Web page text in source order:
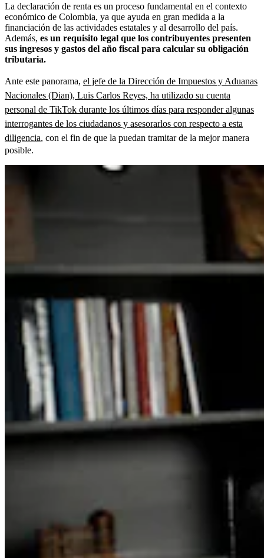
La declaración de renta es un proceso fundamental en el contexto
económico de Colombia, ya que ayuda en gran medida a la
financiación de las actividades estatales y al desarrollo del país.
Además, es un requisito legal que los contribuyentes presenten
sus ingresos y gastos del año fiscal para calcular su obligación
tributaria.
Ante este panorama, el jefe de la Dirección de Impuestos y Aduanas
Nacionales (Dian), Luis Carlos Reyes, ha utilizado su cuenta
personal de TikTok durante los últimos días para responder algunas
interrogantes de los ciudadanos y asesorarlos con respecto a esta
diligencia, con el fin de que la puedan tramitar de la mejor manera
posible.